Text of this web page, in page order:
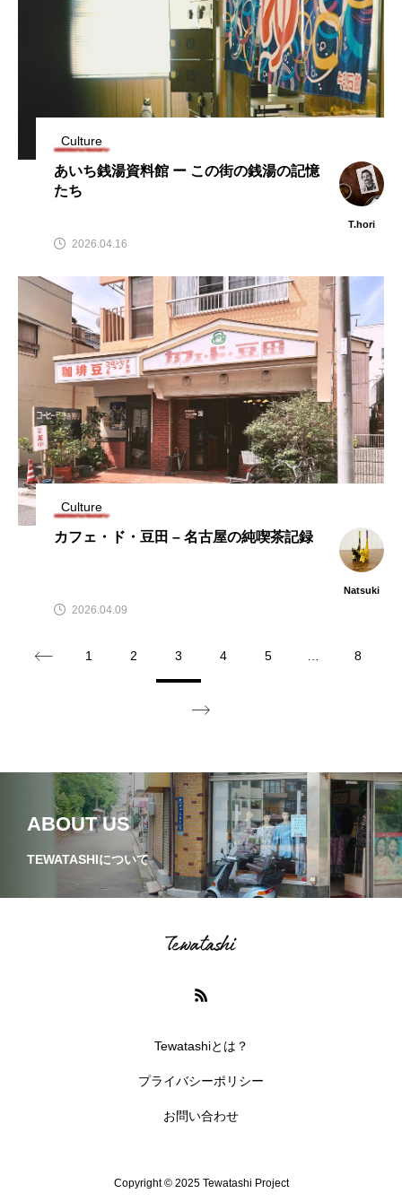
Culture
あいち銭湯資料館 ー この街の銭湯の記憶
たち
T.hori
2026.04.16
Culture
カフェ・ド・豆田 – 名古屋の純喫茶記録
Natsuki
2026.04.09
1 2 3 4 5 8
ABOUT US
TEWATASHIについて
Tewatashiとは？
プライバシーポリシー
お問い合わせ
Copyright © 2025 Tewatashi Project